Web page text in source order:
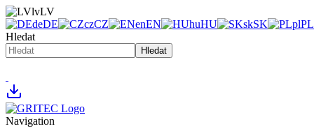
lvLV
deDE czCZ enEN huHU skSK plPL
Hledat
Hledat
Navigation